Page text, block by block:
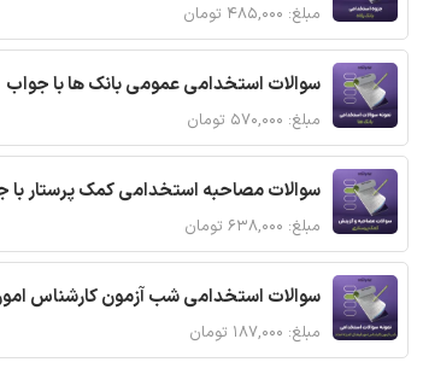
مبلغ: ۴۸۵,۰۰۰ تومان
سوالات استخدامی عمومی بانک ها با جواب
مبلغ: ۵۷۰,۰۰۰ تومان
سوالات مصاحبه استخدامی کمک پرستار با
مبلغ: ۶۳۸,۰۰۰ تومان
سوالات استخدامی شب آزمون کارشناس
مبلغ: ۱۸۷,۰۰۰ تومان